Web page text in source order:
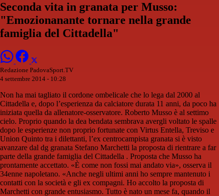
Seconda vita in granata per Musso:
"Emozionanante tornare nella grande
famiglia del Cittadella"
Redazione PadovaSport.TV
4 settembre 2014 - 10:28
Non ha mai tagliato il cordone ombelicale che lo lega dal 2000 al
Cittadella e, dopo l’esperienza da calciatore durata 11 anni, da poco ha
iniziata quella da allenatore-osservatore. Roberto Musso è al settimo
cielo. Proprio quando la dea bendata sembrava avergli voltato le spalle
dopo le esperienze non proprio fortunate con Virtus Entella, Treviso e
Union Quinto tra i dilettanti, l’ex centrocampista granata si è visto
avanzare dal dg granata Stefano Marchetti la proposta di rientrare a far
parte della grande famiglia del Cittadella . Proposta che Musso ha
prontamente accettato. «È come non fossi mai andato via», osserva il
34enne napoletano. «Anche negli ultimi anni ho sempre mantenuto i
contatti con la società e gli ex compagni. Ho accolto la proposta di
Marchetti con grande entusiasmo. Tutto è nato un mese fa, quando il